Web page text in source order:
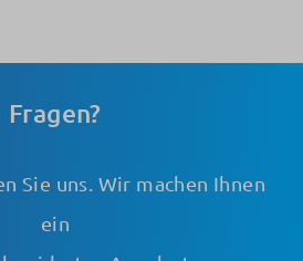
Fragen?
Sie uns. Wir machen Ihnen
ein